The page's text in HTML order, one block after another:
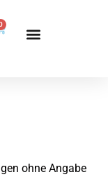
ohne Angabe